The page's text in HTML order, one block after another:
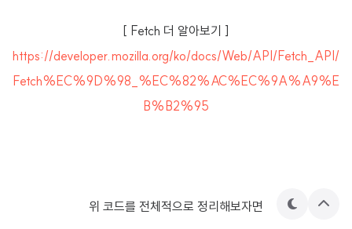
[ Fetch 더 알아보기 ]
https://developer.mozilla.org/ko/docs/Web/API/Fetch_API/
Fetch%EC%9D%98_%EC%82%AC%EC%9A%A9%E
B%B2%95
위 코드를 전체적으로 정리해보자면
테
상